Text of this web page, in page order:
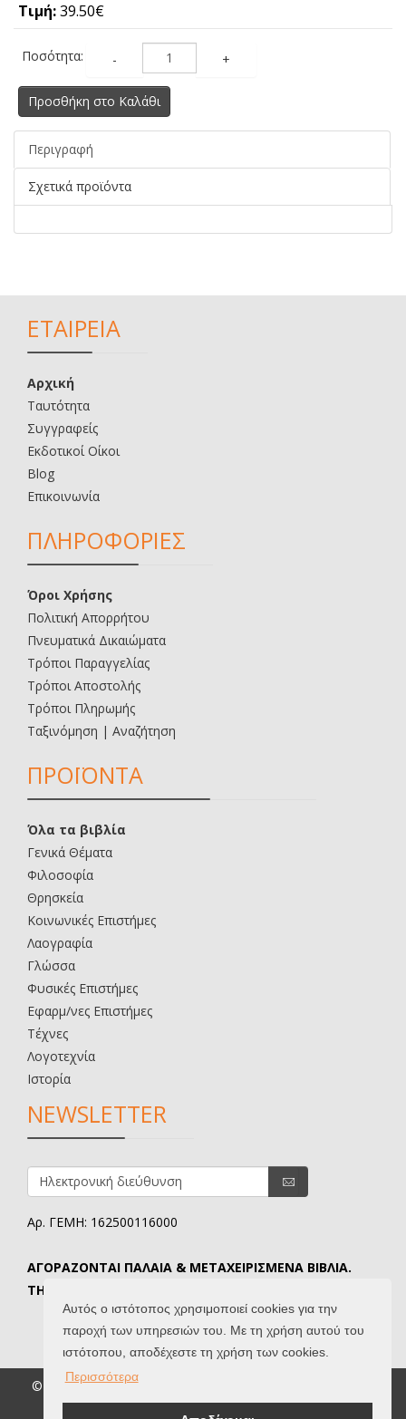
Αυτός ο ιστότοπος χρησιμοποιεί cookies για την
παροχή των υπηρεσιών του. Με τη χρήση αυτού του
ιστότοπου, αποδέχεστε τη χρήση των cookies.
Περισσότερα
Τιμή:39.50€
Ποσότητα: - +
Προσθήκη στο Καλάθι
Περιγραφή
Σχετικά προϊόντα
ΕΤΑΙΡΕΙΑ
Αρχική
Ταυτότητα
Συγγραφείς
Εκδοτικοί Οίκοι
Blog
Επικοινωνία
ΠΛΗΡΟΦΟΡΙΕΣ
Όροι Χρήσης
Πολιτική Απορρήτου
Πνευματικά Δικαιώματα
Τρόποι Παραγγελίας
Τρόποι Αποστολής
Τρόποι Πληρωμής
Ταξινόμηση | Αναζήτηση
ΠΡΟΪΟΝΤΑ
Όλα τα βιβλία
Γενικά Θέματα
Φιλοσοφία
Θρησκεία
Κοινωνικές Επιστήμες
Λαογραφία
Γλώσσα
Φυσικές Επιστήμες
Εφαρμ/νες Επιστήμες
Τέχνες
Λογοτεχνία
Ιστορία
NEWSLETTER
Αρ. ΓΕΜΗ: 162500116000
ΑΓΟΡΑΖΟΝΤΑΙ ΠΑΛΑΙΑ & ΜΕΤΑΧΕΙΡΙΣΜΕΝΑ ΒΙΒΛΙΑ.
ΤΗΛ. ΕΠΙΚΟΙΝΩΝΙΑΣ: 6907645346.
© 2026 Βιβλιοδίφης. All Rights Reserved. |
Created byIntelSoft